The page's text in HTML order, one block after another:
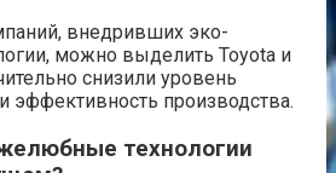
внедривших эко-
можно выделить Toyota и
снизили уровень
производства.
технологии